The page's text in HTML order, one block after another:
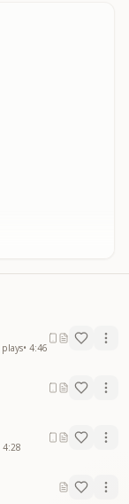
plays• 4:46
4:28